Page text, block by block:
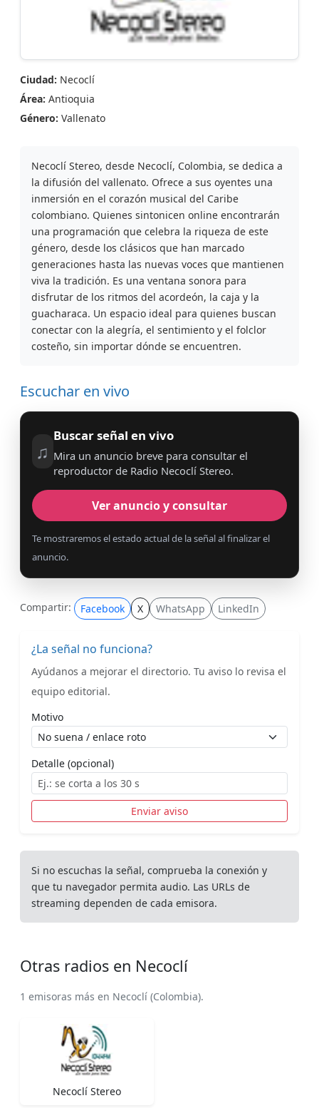
Ciudad: Necoclí
Área: Antioquia
Género: Vallenato
Necoclí Stereo, desde Necoclí, Colombia, se dedica a
la difusión del vallenato. Ofrece a sus oyentes una
inmersión en el corazón musical del Caribe
colombiano. Quienes sintonicen online encontrarán
una programación que celebra la riqueza de este
género, desde los clásicos que han marcado
generaciones hasta las nuevas voces que mantienen
viva la tradición. Es una ventana sonora para
disfrutar de los ritmos del acordeón, la caja y la
guacharaca. Un espacio ideal para quienes buscan
conectar con la alegría, el sentimiento y el folclor
costeño, sin importar dónde se encuentren.
Escuchar en vivo
♫
Buscar señal en vivo
Mira un anuncio breve para consultar el
reproductor de Radio Necoclí Stereo.
Ver anuncio y consultar
Te mostraremos el estado actual de la señal al finalizar el
anuncio.
Compartir: Facebook X WhatsApp LinkedIn
¿La señal no funciona?
Ayúdanos a mejorar el directorio. Tu aviso lo revisa el
equipo editorial.
Motivo
Detalle (opcional)
Enviar aviso
Si no escuchas la señal, comprueba la conexión y
que tu navegador permita audio. Las URLs de
streaming dependen de cada emisora.
Otras radios en Necoclí
1 emisoras más en Necoclí (Colombia).
Necoclí Stereo